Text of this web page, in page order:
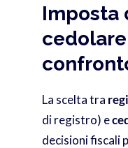
Imposta
La scelta tra
di registro) e
decisioni fiscali